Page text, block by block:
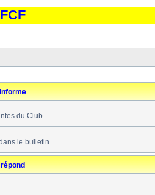
du Club
le bulletin